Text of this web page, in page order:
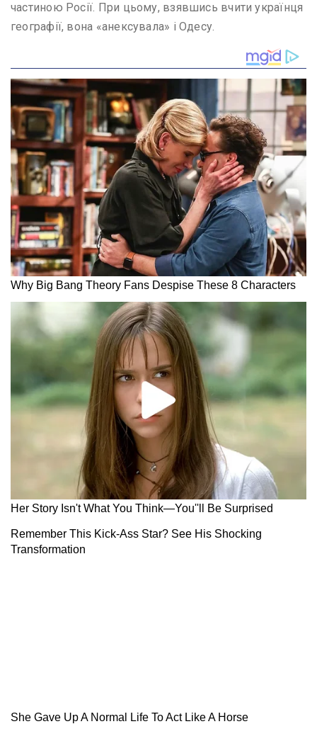
частиною Росії. При цьому, взявшись вчити українця
географії, вона «анексувала» і Одесу.